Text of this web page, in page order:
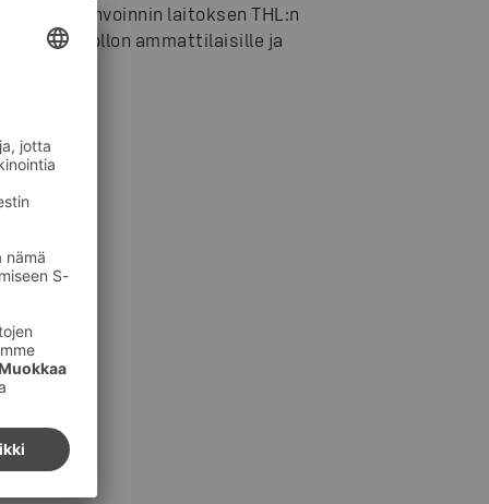
ja hyvinvoinnin laitoksen THL:n
ammattilaisille ja